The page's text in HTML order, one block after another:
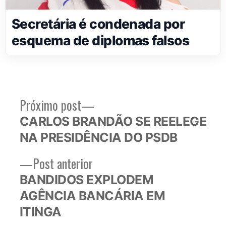
Secretária é condenada por
esquema de diplomas falsos
Navegação
de
Post
Post anteriorPost
anterior:
BANDIDOS EXPLODEM
AGÊNCIA BANCÁRIA EM
ITINGA
Próximo post
Próximo
post:
CARLOS BRANDÃO SE REELEGE
NA PRESIDÊNCIA DO PSDB